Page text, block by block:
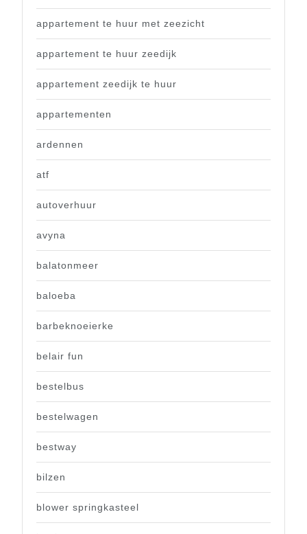
appartement te huur met zeezicht
appartement te huur zeedijk
appartement zeedijk te huur
appartementen
ardennen
atf
autoverhuur
avyna
balatonmeer
baloeba
barbeknoeierke
belair fun
bestelbus
bestelwagen
bestway
bilzen
blower springkasteel